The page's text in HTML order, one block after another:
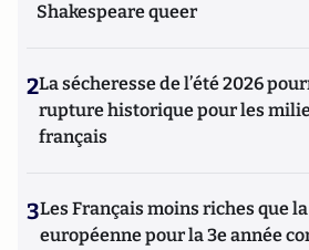
Shakespeare queer
2La sécheresse de l’été 2026
rupture historique pour les
français
3Les Français moins riches que
européenne pour la 3e année